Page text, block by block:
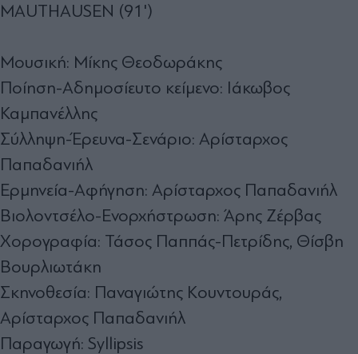
MAUTHAUSEN (91')
Μουσική: Μίκης Θεοδωράκης
Ποίηση-Αδημοσίευτο κείμενο: Ιάκωβος
Καμπανέλλης
Σύλληψη-Έρευνα-Σενάριο: Αρίσταρχος
Παπαδανιήλ
Ερμηνεία-Αφήγηση: Αρίσταρχος Παπαδανιήλ
Βιολοντσέλο-Ενορχήστρωση: Άρης Ζέρβας
Χορογραφία: Τάσος Παππάς-Πετρίδης, Θίσβη
Βουρλιωτάκη
Σκηνοθεσία: Παναγιώτης Κουντουράς,
Αρίσταρχος Παπαδανιήλ
Παραγωγή: Syllipsis